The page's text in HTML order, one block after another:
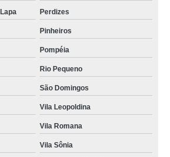
Perdizes
Pinheiros
Pompéia
Rio Pequeno
São Domingos
Vila Leopoldina
Vila Romana
Vila Sônia